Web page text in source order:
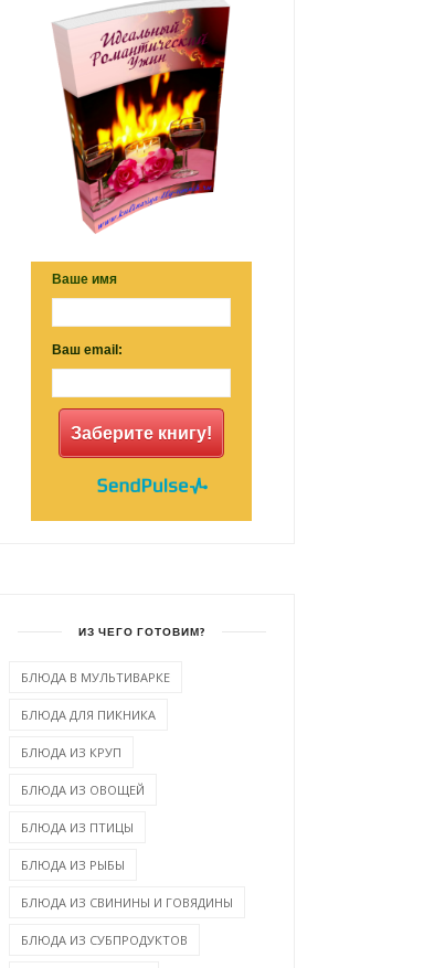
Ваше имя
Ваш email:
Заберите книгу!
ИЗ ЧЕГО ГОТОВИМ?
БЛЮДА В МУЛЬТИВАРКЕ
БЛЮДА ДЛЯ ПИКНИКА
БЛЮДА ИЗ КРУП
БЛЮДА ИЗ ОВОЩЕЙ
БЛЮДА ИЗ ПТИЦЫ
БЛЮДА ИЗ РЫБЫ
БЛЮДА ИЗ СВИНИНЫ И ГОВЯДИНЫ
БЛЮДА ИЗ СУБПРОДУКТОВ